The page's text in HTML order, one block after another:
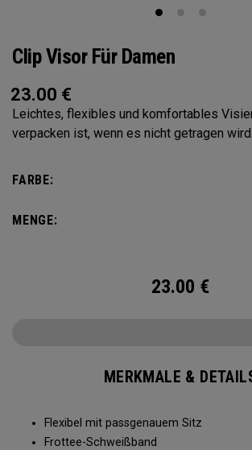
Clip Visor Für Damen
23.00 €
Leichtes, flexibles und komfortables
verpacken ist, wenn es nicht getragen wird.
FARBE:
MENGE:
23.00 €
MERKMALE &
Flexibel mit passgenauem Sitz
Frottee-Schweißband